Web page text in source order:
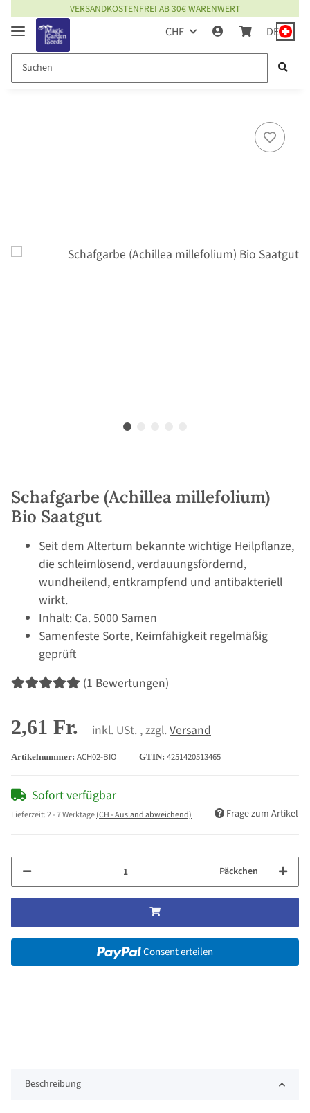
VERSANDKOSTENFREI AB 30€ WARENWERT
CHF DE
Schafgarbe (Achillea millefolium)
Bio Saatgut
Seit dem Altertum bekannte wichtige Heilpflanze,
die schleimlösend, verdauungsfördernd,
wundheilend, entkrampfend und antibakteriell
wirkt.
Inhalt: Ca. 5000 Samen
Samenfeste Sorte, Keimfähigkeit regelmäßig
geprüft
(1 Bewertungen)
2,61 Fr. inkl. USt. , zzgl. Versand
Artikelnummer: ACH02-BIO GTIN: 4251420513465
Sofort verfügbar
Lieferzeit:2 - 7 Werktage(CH - Ausland abweichend) Frage zum Artikel
Päckchen
Consent erteilen
Beschreibung